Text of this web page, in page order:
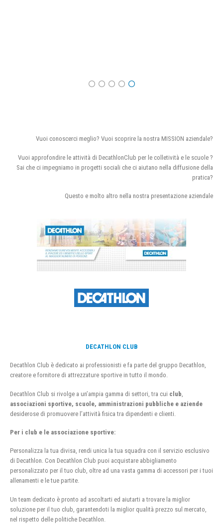
Vuoi conoscerci meglio? Vuoi scoprire la nostra MISSION aziendale?
Vuoi approfondire le attività di DecathlonClub per le colletività e le scuole ?
Sai che ci impegniamo in progetti sociali che ci aiutano nella diffusione della
pratica?
Questo e molto altro nella nostra presentazione aziendale
DECATHLON CLUB
Decathlon Club è dedicato ai professionisti e fa parte del gruppo Decathlon,
creatore e fornitore di attrezzature sportive in tutto il mondo.
Decathlon Club si rivolge a un’ampia gamma di settori, tra cui club
associazioni sportive, scuole, amministrazioni pubbliche e aziende
desiderose di promuovere l’attività fisica tra dipendenti e clienti.
Per i club e le associazione sportive:
Personalizza la tua divisa, rendi unica la tua squadra con il servizio esclusivo
di Decathlon. Con Decathlon Club puoi acquistare abbigliamento
personalizzato per il tuo club, oltre ad una vasta gamma di accessori per i tuoi
allenamenti e le tue partite.
Un team dedicato è pronto ad ascoltarti ed aiutarti a trovare la miglior
soluzione per il tuo club, garantendoti la miglior qualità prezzo sul mercato,
nel rispetto delle politiche Decathlon.